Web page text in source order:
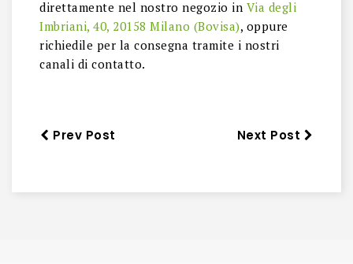
direttamente nel nostro negozio in Via degli
Imbriani, 40, 20158 Milano (Bovisa), oppure
richiedile per la consegna tramite i nostri
canali di contatto.
Prev Post Next Post